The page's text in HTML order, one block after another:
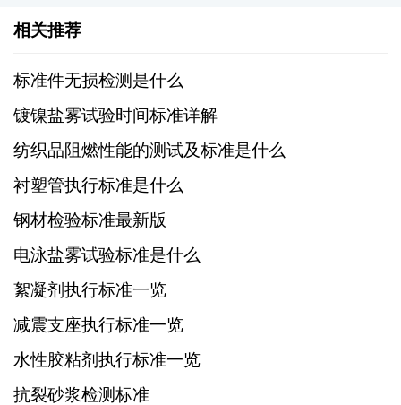
存、处置场污染控制标准》，规定了一般工业
关闭等方面的污染控制要求。
2、GB 5085.1-2007：《危险废物鉴别标准
通则》，明确了危险废物的鉴别标准和方法，
为废渣分类提供了依据。
3、GB 5085.2-2007：《危险废物鉴别标准
腐蚀性鉴别》，专门针对具有腐蚀性的废渣进
行鉴别。
4、GB 5085.3-2007：《危险废物鉴别标准
易燃性鉴别》，针对易燃废渣的鉴别标准。
相关推荐
标准件无损检测是什么
镀镍盐雾试验时间标准详解
纺织品阻燃性能的测试及标准是什么
衬塑管执行标准是什么
钢材检验标准最新版
电泳盐雾试验标准是什么
絮凝剂执行标准一览
减震支座执行标准一览
水性胶粘剂执行标准一览
抗裂砂浆检测标准